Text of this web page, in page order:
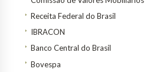
Receita Federal do Brasil
IBRACON
Banco Central do Brasil
Bovespa